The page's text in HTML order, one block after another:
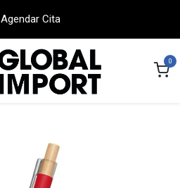
Agendar Cita
0